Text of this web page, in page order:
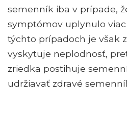
semenník iba v prípade,
symptómov uplynulo viac
týchto prípadoch je však
vyskytuje neplodnosť,
zriedka postihuje
udržiavať zdravé